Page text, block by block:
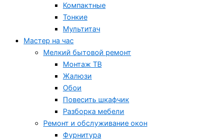
Компактные
Тонкие
Мультитач
Мастер на час
Мелкий бытовой ремонт
Монтаж ТВ
Жалюзи
Обои
Повесить шкафчик
Разборка мебели
Ремонт и обслуживание окон
Фурнитура